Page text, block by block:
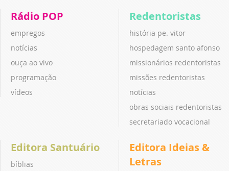
Rádio POP
empregos
notícias
ouça ao vivo
programação
vídeos
Redentoristas
história pe. vitor
hospedagem santo afonso
missionários redentoristas
missões redentoristas
notícias
obras sociais redentoristas
secretariado vocacional
Editora Santuário
bíblias
Editora Ideias &
Letras